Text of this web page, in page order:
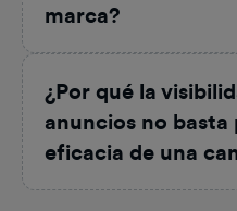
marca?
¿Por qué la
anuncios no basta
eficacia de una